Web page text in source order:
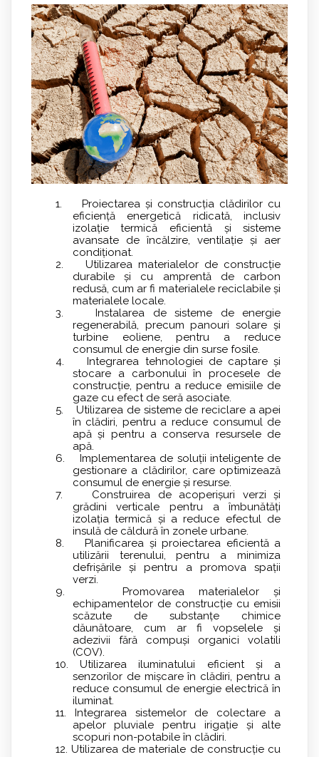
1. Proiectarea și construcția clădirilor cu
eficiență energetică ridicată, inclusiv
izolație termică eficientă și sisteme
avansate de încălzire, ventilație și aer
condiționat.
2. Utilizarea materialelor de construcție
durabile și cu amprentă de carbon
redusă, cum ar fi materialele reciclabile și
materialele locale.
3. Instalarea de sisteme de energie
regenerabilă, precum panouri solare și
turbine eoliene, pentru a reduce
consumul de energie din surse fosile.
4. Integrarea tehnologiei de captare și
stocare a carbonului în procesele de
construcție, pentru a reduce emisiile de
gaze cu efect de seră asociate.
5. Utilizarea de sisteme de reciclare a apei
în clădiri, pentru a reduce consumul de
apă și pentru a conserva resursele de
apă.
6. Implementarea de soluții inteligente de
gestionare a clădirilor, care optimizează
consumul de energie și resurse.
7. Construirea de acoperișuri verzi și
grădini verticale pentru a îmbunătăți
izolația termică și a reduce efectul de
insulă de căldură în zonele urbane.
8. Planificarea și proiectarea eficientă a
utilizării terenului, pentru a minimiza
defrișările și pentru a promova spații
verzi.
9. Promovarea materialelor și
echipamentelor de construcție cu emisii
scăzute de substanțe chimice
dăunătoare, cum ar fi vopselele și
adezivii fără compuși organici volatili
(COV).
10. Utilizarea iluminatului eficient și a
senzorilor de mișcare în clădiri, pentru a
reduce consumul de energie electrică în
iluminat.
11. Integrarea sistemelor de colectare a
apelor pluviale pentru irigație și alte
scopuri non-potabile în clădiri.
12. Utilizarea de materiale de construcție cu